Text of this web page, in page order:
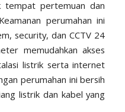
tempat pertemuan dan
perumahan ini
security, dan CCTV 24
memudahkan akses
listrik serta internet
perumahan ini bersih
listrik dan kabel yang